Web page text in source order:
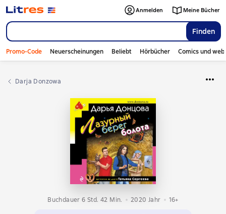
Finden
Anmelden Meine Bücher
Promo-Code Neuerscheinungen Beliebt Hörbücher Comics und
Darja Donzowa
Buchdauer 6 Std. 42 Min. 2020 Jahr 16+